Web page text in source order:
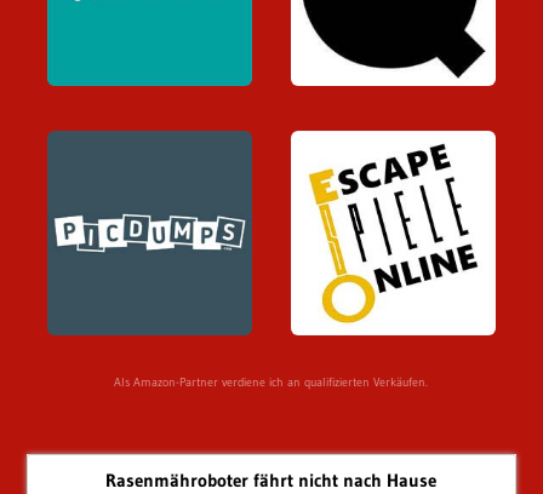
Als Amazon-Partner verdiene ich an qualifizierten Verkäufen.
Rasenmähroboter fährt nicht nach Hause